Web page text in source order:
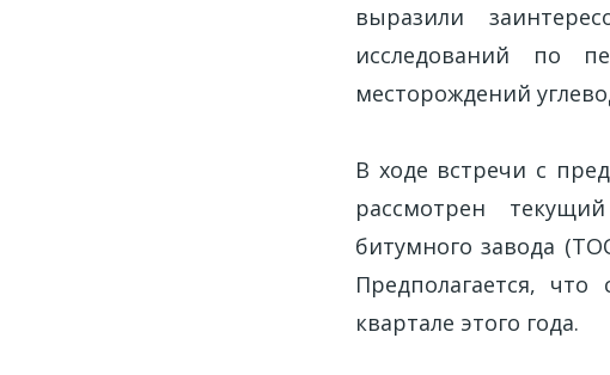
выразили
исследований по
месторождений
В ходе встречи с
рассмотрен
битумного завода
Предполагается,
квартале этого года.